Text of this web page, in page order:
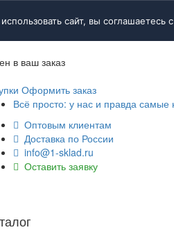
сайт, вы соглашаетесь с
в ваш заказ
Оформить заказ
Всё просто: у нас и правда самые
Оптовым клиентам
Доставка по России
info@1-sklad.ru
Оставить заявку